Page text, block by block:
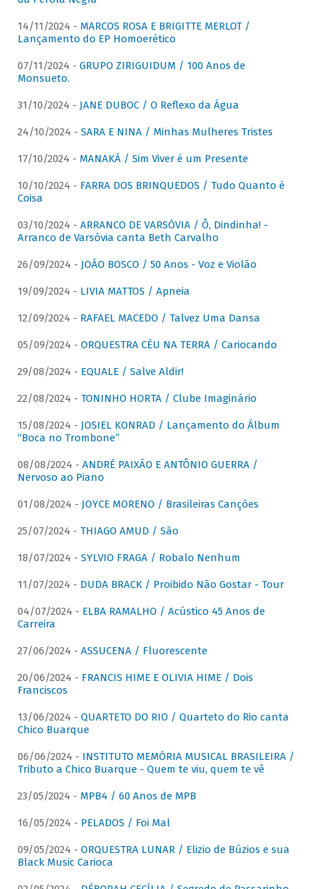
14/11/2024 - MARCOS ROSA E BRIGITTE MERLOT /
Lançamento do EP Homoerético
07/11/2024 - GRUPO ZIRIGUIDUM / 100 Anos de
Monsueto.
31/10/2024 - JANE DUBOC / O Reflexo da Água
24/10/2024 - SARA E NINA / Minhas Mulheres Tristes
17/10/2024 - MANAKÁ / Sim Viver é um Presente
10/10/2024 - FARRA DOS BRINQUEDOS / Tudo Quanto é
Coisa
03/10/2024 - ARRANCO DE VARSÓVIA / Ô, Dindinha! -
Arranco de Varsóvia canta Beth Carvalho
26/09/2024 - JOÃO BOSCO / 50 Anos - Voz e Violão
19/09/2024 - LIVIA MATTOS / Apneia
12/09/2024 - RAFAEL MACEDO / Talvez Uma Dansa
05/09/2024 - ORQUESTRA CÉU NA TERRA / Cariocando
29/08/2024 - EQUALE / Salve Aldir!
22/08/2024 - TONINHO HORTA / Clube Imaginário
15/08/2024 - JOSIEL KONRAD / Lançamento do Álbum
“Boca no Trombone”
08/08/2024 - ANDRÉ PAIXÃO E ANTÔNIO GUERRA /
Nervoso ao Piano
01/08/2024 - JOYCE MORENO / Brasileiras Canções
25/07/2024 - THIAGO AMUD / São
18/07/2024 - SYLVIO FRAGA / Robalo Nenhum
11/07/2024 - DUDA BRACK / Proibido Não Gostar - Tour
04/07/2024 - ELBA RAMALHO / Acústico 45 Anos de
Carreira
27/06/2024 - ASSUCENA / Fluorescente
20/06/2024 - FRANCIS HIME E OLIVIA HIME / Dois
Franciscos
13/06/2024 - QUARTETO DO RIO / Quarteto do Rio canta
Chico Buarque
06/06/2024 - INSTITUTO MEMÓRIA MUSICAL BRASILEIRA /
Tributo a Chico Buarque - Quem te viu, quem te vê
23/05/2024 - MPB4 / 60 Anos de MPB
16/05/2024 - PELADOS / Foi Mal
09/05/2024 - ORQUESTRA LUNAR / Elizio de Búzios e sua
Black Music Carioca